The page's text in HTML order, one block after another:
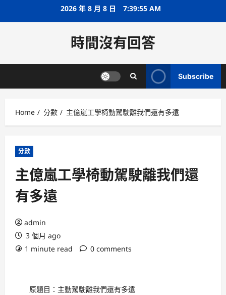
2026 年 8 月 8 日 7:39:56 AM
時間沒有回答
Subscribe
Home 分數 主億嵐工學椅動駕駛離我們還有多遠
分數
主億嵐工學椅動駕駛離我們還
有多遠
admin
3 個月 ago
1 minute read
0 comments
原題目：主動駕駛離我們還有多遠